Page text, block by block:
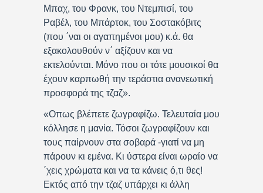
Μπαχ, του Φρανκ, του Ντεμπισί, του
Ραβέλ, του Μπάρτοκ, του Σοστακόβιτς
(που ΄ναι οι αγαπημένοι μου) κ.ά. θα
εξακολουθούν ν΄ αξίζουν και να
εκτελούνται. Μόνο που οι τότε μουσικοί θα
έχουν καρπωθή την τεράστια ανανεωτική
προσφορά της τζαζ».
«Οπως βλέπετε ζωγραφίζω. Τελευταία μου
κόλλησε η μανία. Τόσοι ζωγραφίζουν και
τους παίρνουν στα σοβαρά -γιατί να μη
πάρουν κι εμένα. Κι ύστερα είναι ωραίο να
΄χεις χρώματα και να τα κάνεις ό,τι θες!
Εκτός από την τζαζ υπάρχει κι άλλη